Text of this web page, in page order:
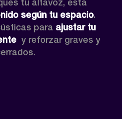
según tu espacio.
para ajustar tu
y reforzar graves y